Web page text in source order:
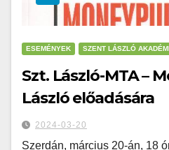
ESEMÉNYEK SZENT LÁSZLÓ
Szt. László-MTA –
László előadására
2024-03-20
Szerdán, március 20-án, 18